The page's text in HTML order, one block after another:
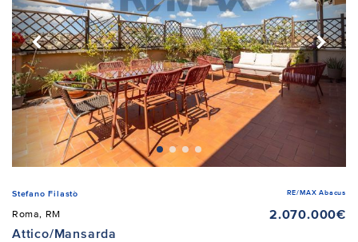
Stefano Filastò RE/MAX Abacus
Roma, RM
2.070.000€
Attico/Mansarda